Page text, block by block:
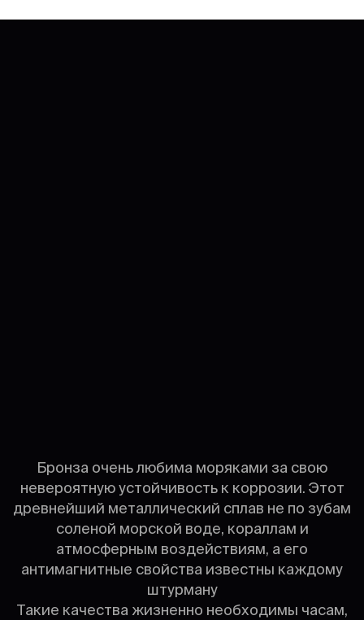
Бронза очень любима моряками за свою
невероятную устойчивость к коррозии. Этот
древнейший металлический сплав не по зубам
соленой морской воде, кораллам и
атмосферным воздействиям, а его
антимагнитные свойства известны каждому
штурману
Такие качества жизненно необходимы часам,